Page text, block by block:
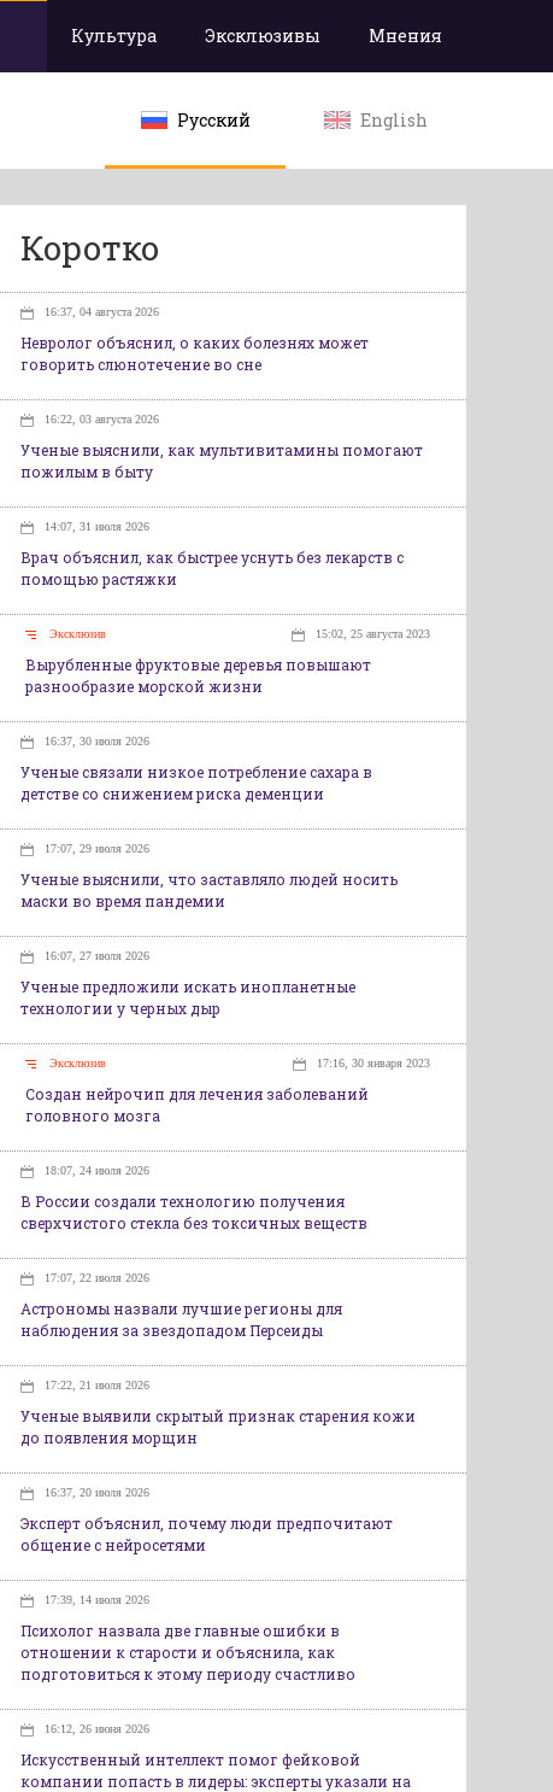
Культура Эксклюзивы Мнения
Русский English
Коротко
16:37, 04 августа 2026
Невролог объяснил, о каких болезнях может
говорить слюнотечение во сне
16:22, 03 августа 2026
Ученые выяснили, как мультивитамины помогают
пожилым в быту
14:07, 31 июля 2026
Врач объяснил, как быстрее уснуть без лекарств с
помощью растяжки
Эксклюзив 15:02, 25 августа 2023
Вырубленные фруктовые деревья повышают
разнообразие морской жизни
16:37, 30 июля 2026
Ученые связали низкое потребление сахара в
детстве со снижением риска деменции
17:07, 29 июля 2026
Ученые выяснили, что заставляло людей носить
маски во время пандемии
16:07, 27 июля 2026
Ученые предложили искать инопланетные
технологии у черных дыр
Эксклюзив 17:16, 30 января 2023
Создан нейрочип для лечения заболеваний
головного мозга
18:07, 24 июля 2026
В России создали технологию получения
сверхчистого стекла без токсичных веществ
17:07, 22 июля 2026
Астрономы назвали лучшие регионы для
наблюдения за звездопадом Персеиды
17:22, 21 июля 2026
Ученые выявили скрытый признак старения кожи
до появления морщин
16:37, 20 июля 2026
Эксперт объяснил, почему люди предпочитают
общение с нейросетями
17:39, 14 июля 2026
Психолог назвала две главные ошибки в
отношении к старости и объяснила, как
подготовиться к этому периоду счастливо
16:12, 26 июня 2026
Искусственный интеллект помог фейковой
компании попасть в лидеры: эксперты указали на